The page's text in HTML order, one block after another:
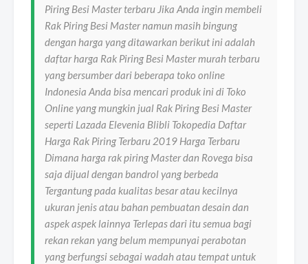
Piring Besi Master terbaru Jika Anda ingin membeli
Rak Piring Besi Master namun masih bingung
dengan harga yang ditawarkan berikut ini adalah
daftar harga Rak Piring Besi Master murah terbaru
yang bersumber dari beberapa toko online
Indonesia Anda bisa mencari produk ini di Toko
Online yang mungkin jual Rak Piring Besi Master
seperti Lazada Elevenia Blibli Tokopedia Daftar
Harga Rak Piring Terbaru 2019 Harga Terbaru
Dimana harga rak piring Master dan Rovega bisa
saja dijual dengan bandrol yang berbeda
Tergantung pada kualitas besar atau kecilnya
ukuran jenis atau bahan pembuatan desain dan
aspek aspek lainnya Terlepas dari itu semua bagi
rekan rekan yang belum mempunyai perabotan
yang berfungsi sebagai wadah atau tempat untuk